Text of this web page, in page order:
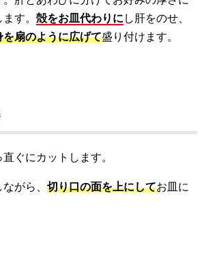
す。 殻をお皿代わりに し肝をのせ、
扇のように広げて盛り付けます。
ぐにカットします。
がら、 切り口の面を上にしてお皿に